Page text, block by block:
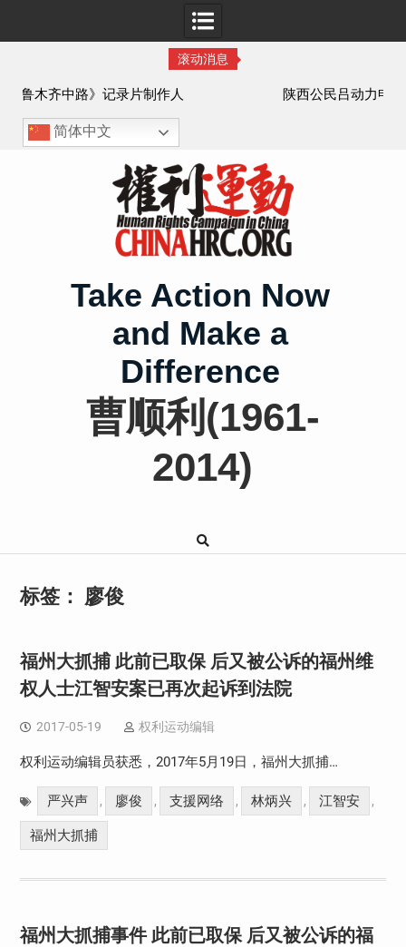
滚动消息
陕西公民吕动力申办护照记录
简体中文
Take Action Now
and Make a
Difference
曹顺利(1961-
2014)
标签： 廖俊
福州大抓捕 此前已取保 后又被公诉的福州维
权人士江智安案已再次起诉到法院
2017-05-19 权利运动编辑
权利运动编辑员获悉，2017年5月19日，福州大抓捕…
严兴声 , 廖俊 , 支援网络 , 林炳兴 , 江智安 ,
福州大抓捕
福州大抓捕事件 此前已取保 后又被公诉的福